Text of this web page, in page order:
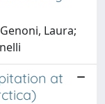
Laura;
at